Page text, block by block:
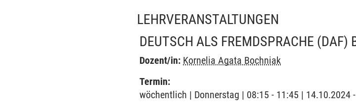
LEHRVERANSTALTUNGEN
DEUTSCH ALS FREMDSPRACHE (DAF)
Dozent/in: Kornelia Agata Bochniak
Termin:
wöchentlich | Donnerstag | 08:15 - 11:45 | 14.10.2024